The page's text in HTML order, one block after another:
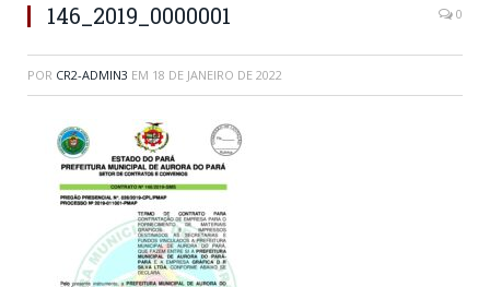
146_2019_0000001 0
POR CR2-ADMIN3 EM 18 DE JANEIRO DE 2022